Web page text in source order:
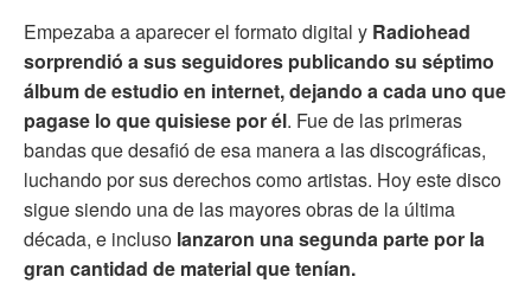
Empezaba a aparecer el formato digital y Radiohead
sorprendió a sus seguidores publicando su séptimo
álbum de estudio en internet, dejando a cada uno que
pagase lo que quisiese por él. Fue de las primeras
bandas que desafió de esa manera a las discográficas,
luchando por sus derechos como artistas. Hoy este disco
sigue siendo una de las mayores obras de la última
década, e incluso lanzaron una segunda parte por la
gran cantidad de material que tenían.